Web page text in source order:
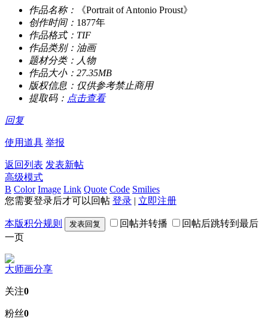
作品名称：
《Portrait of Antonio Proust》
创作时间： 1877年
作品格式： TIF
作品类别： 油画
题材分类： 人物
作品大小： 27.35MB
版权信息： 仅供参考禁止商用
提取码： 点击查看
回复
使用道具 举报
返回列表 发表新帖
高级模式
B Color Image Link Quote Code Smilies
您需要登录后才可以回帖 登录 | 立即注册
本版积分规则 发表回复 回帖并转播
回帖后跳转到最后
一页
大师画分享
关注0
粉丝0